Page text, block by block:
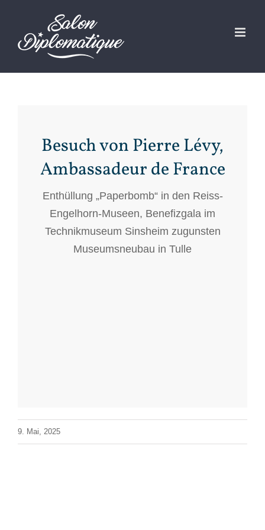
springen
Besuch von Pierre Lévy,
Ambassadeur de France
Enthüllung „Paperbomb“ in den Reiss-
Engelhorn-Museen, Benefizgala im
Technikmuseum Sinsheim zugunsten
Museumsneubau in Tulle
9. Mai, 2025